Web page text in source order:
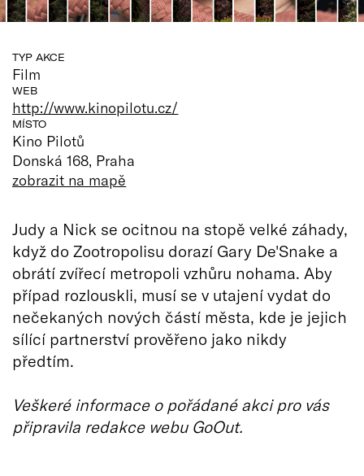
TYP AKCE
Film
WEB
http://www.kinopilotu.cz/
MÍSTO
Kino Pilotů
Donská 168, Praha
zobrazit na mapě
Judy a Nick se ocitnou na stopě velké záhady,
když do Zootropolisu dorazí Gary De'Snake a
obrátí zvířecí metropoli vzhůru nohama. Aby
případ rozlouskli, musí se v utajení vydat do
nečekaných nových částí města, kde je jejich
sílící partnerství prověřeno jako nikdy
předtím.
Veškeré informace o pořádané akci pro vás
připravila redakce webu GoOut.